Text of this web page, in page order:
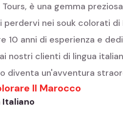
è una gemma
nei souk colorati
10 anni di esperienza e
nostri clienti di lingua
diventa un'avventura
Il Marocco
Italiano